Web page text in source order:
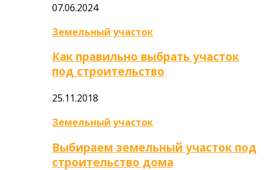
07.06.2024
Земельный участок
Как правильно выбрать участок
под строительство
25.11.2018
Земельный участок
Выбираем земельный участок под
строительство дома